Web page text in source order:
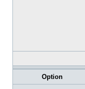
Option